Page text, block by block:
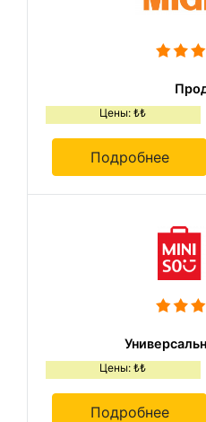
Цены: ₺₺
Подробнее
Цены: ₺₺
Подробнее